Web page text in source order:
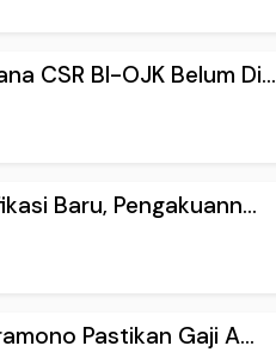
CSR BI-OJK Belum Di...
Baru, Pengakuann...
Pastikan Gaji A...